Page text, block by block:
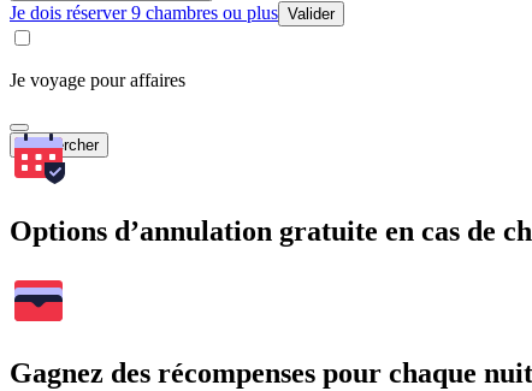
Je dois réserver 9 chambres ou plus Valider
Je voyage pour affaires
Rechercher
Options d’annulation gratuite en cas de
Gagnez des récompenses pour chaque